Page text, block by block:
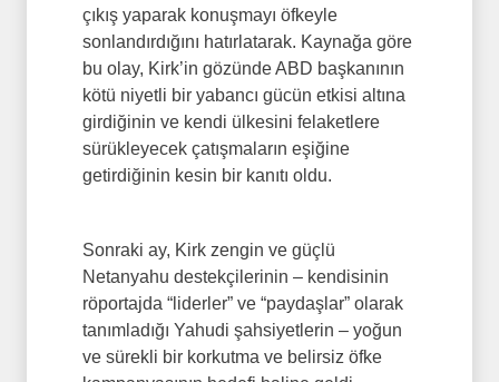
çıkış yaparak konuşmayı öfkeyle
sonlandırdığını hatırlatarak. Kaynağa göre
bu olay, Kirk’in gözünde ABD başkanının
kötü niyetli bir yabancı gücün etkisi altına
girdiğinin ve kendi ülkesini felaketlere
sürükleyecek çatışmaların eşiğine
getirdiğinin kesin bir kanıtı oldu.
Sonraki ay, Kirk zengin ve güçlü
Netanyahu destekçilerinin – kendisinin
röportajda “liderler” ve “paydaşlar” olarak
tanımladığı Yahudi şahsiyetlerin – yoğun
ve sürekli bir korkutma ve belirsiz öfke